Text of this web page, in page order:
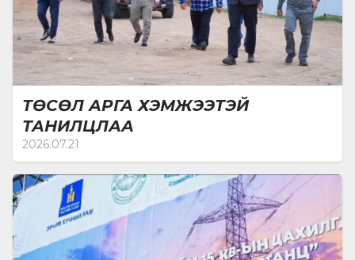
ТӨСӨЛ АРГА ХЭМЖЭЭТЭЙ
ТАНИЛЦЛАА
2026.07.21